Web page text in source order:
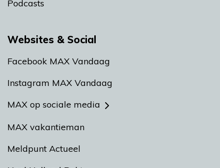
Podcasts
Websites & Social
Facebook MAX Vandaag
Instagram MAX Vandaag
MAX op sociale media
MAX vakantieman
Meldpunt Actueel